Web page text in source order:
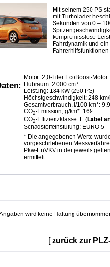
Mit seinem 250 PS
mit Turbolader
Sekunden von 0 –
kompromisslose
Fahrdynamik und
Fahrerhilfsfunktionen
Motor: 2,0-Liter EcoBoost-Motor
Hubraum: 2.000 cm³
Leistung: 184 kW (250 PS)
Höchstgeschwindigkeit: 248 km/
Gesamtverbrauch, l/100 km*: 9,9
CO2-Emission, g/km*: 169
CO2-Effizienzklasse: E (Label
Schadstoffeinstufung: EURO 5
* Die angegebenen Werte
vorgeschriebenen
Pkw-EnVKV in der jeweils
ermittelt.
wird keine Haftung
zurück zur